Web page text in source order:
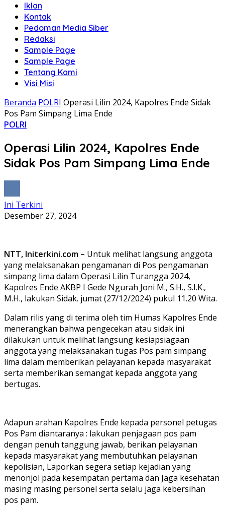
Iklan
Kontak
Pedoman Media Siber
Redaksi
Sample Page
Sample Page
Tentang Kami
Visi Misi
Beranda POLRI Operasi Lilin 2024, Kapolres Ende Sidak
Pos Pam Simpang Lima Ende
POLRI
Operasi Lilin 2024, Kapolres Ende
Sidak Pos Pam Simpang Lima Ende
Ini Terkini
Desember 27, 2024
NTT, Initerkini.com – Untuk melihat langsung anggota
yang melaksanakan pengamanan di Pos pengamanan
simpang lima dalam Operasi Lilin Turangga 2024,
Kapolres Ende AKBP I Gede Ngurah Joni M., S.H., S.I.K.,
M.H., lakukan Sidak. jumat (27/12/2024) pukul 11.20 Wita.
Dalam rilis yang di terima oleh tim Humas Kapolres Ende
menerangkan bahwa pengecekan atau sidak ini
dilakukan untuk melihat langsung kesiapsiagaan
anggota yang melaksanakan tugas Pos pam simpang
lima dalam memberikan pelayanan kepada masyarakat
serta memberikan semangat kepada anggota yang
bertugas.
Adapun arahan Kapolres Ende kepada personel petugas
Pos Pam diantaranya : lakukan penjagaan pos pam
dengan penuh tanggung jawab, berikan pelayanan
kepada masyarakat yang membutuhkan pelayanan
kepolisian, Laporkan segera setiap kejadian yang
menonjol pada kesempatan pertama dan Jaga kesehatan
masing masing personel serta selalu jaga kebersihan
pos pam.